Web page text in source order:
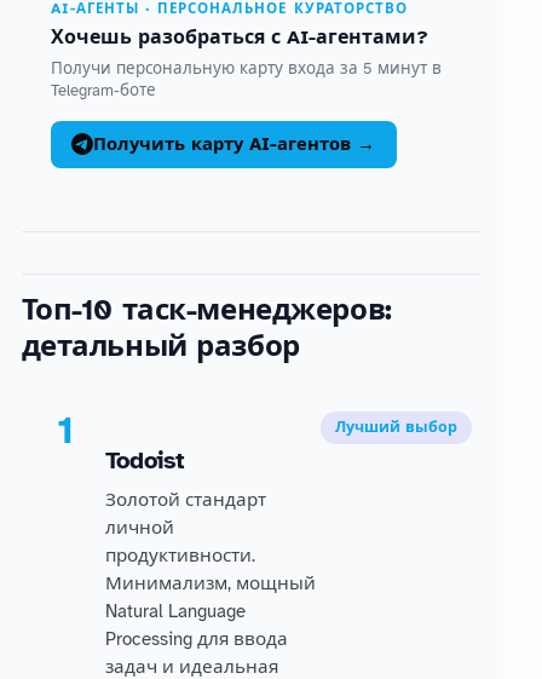
AI-АГЕНТЫ · ПЕРСОНАЛЬНОЕ КУРАТОРСТВО
Хочешь разобраться с AI-агентами?
Получи персональную карту входа за 5 минут в
Telegram-боте
Получить карту AI-агентов →
Топ-10 таск-менеджеров:
детальный разбор
1
Todoist
Золотой стандарт
личной
продуктивности.
Минимализм, мощный
Natural Language
Processing для ввода
задач и идеальная
Лучший выбор